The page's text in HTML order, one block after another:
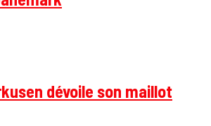
dévoile son maillot